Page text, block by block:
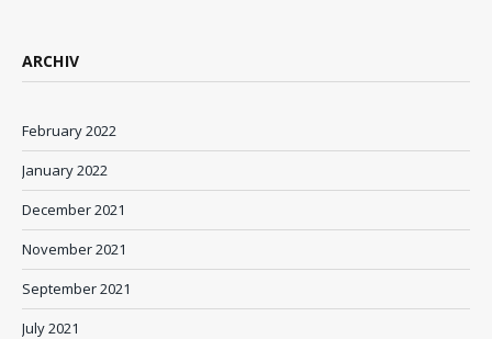
ARCHIV
February 2022
January 2022
December 2021
November 2021
September 2021
July 2021